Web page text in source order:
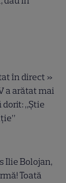
în direct »
a arătat mai
„Știe
Ilie Bolojan,
Toată